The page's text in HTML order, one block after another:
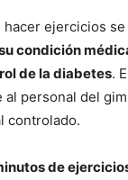
hacer ejercicios
condición
de la diabetes.
al personal del
controlado.
de